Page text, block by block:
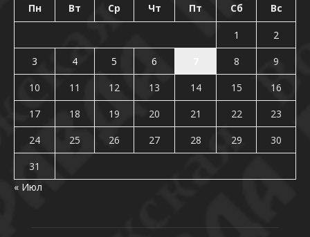
Пн Вт Ср Чт Пт Сб Вс
1
2
3
4 5 6 8
9
10
11 12 13 14 15
16
17
18 19 20 21 22
23
24
25 26 27 28 29
30
31
« Июл